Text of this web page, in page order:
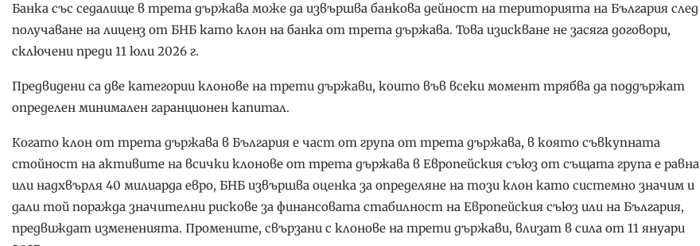
Банка със седалище в трета държава може да извършва банкова дейност на територията на България след
получаване на лиценз от БНБ като клон на банка от трета държава. Това изискване не засяга договори,
сключени преди 11 юли 2026 г.
Предвидени са две категории клонове на трети държави, които във всеки момент трябва да поддържат
определен минимален гаранционен капитал.
Когато клон от трета държава в България е част от група от трета държава, в която съвкупната
стойност на активите на всички клонове от трета държава в Европейския съюз от същата група е равна
или надхвърля 40 милиарда евро, БНБ извършва оценка за определяне на този клон като системно значим и
дали той поражда значителни рискове за финансовата стабилност на Европейския съюз или на България,
предвиждат измененията. Промените, свързани с клонове на трети държави, влизат в сила от 11 януари